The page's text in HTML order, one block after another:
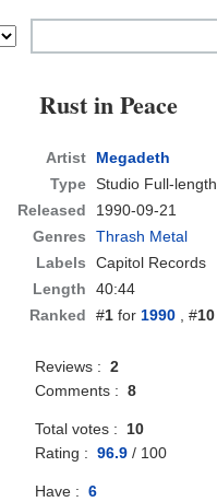
Rust in Peace
Artist
Megadeth
Type Studio Full-length
Released
1990-09-21
Genres
Thrash Metal
Labels
Capitol Records
Length
40:44
Ranked
#1 for1990 , #10
Reviews :2
Comments :8
Total votes :10
Rating :96.9 / 100
Have :6